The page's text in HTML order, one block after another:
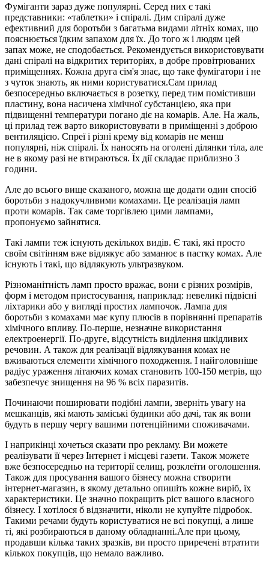
Фуміганти зараз дуже популярні. Серед них є такі
представники: «таблетки» і спіралі. Дим спіралі дуже
ефективний для боротьби з багатьма видами літніх комах, що
пояснюється їдким запахом для їх. До того ж і людям цей
запах може, не сподобається. Рекомендується використовувати
дані спіралі на відкритих територіях, в добре провітрюваних
приміщеннях. Кожна друга сім'я знає, що таке фумігатори і не
з чуток знають, як ними користуватися.Сам прилад
безпосередньо включається в розетку, перед тим помістивши
пластину, вона насичена хімічної субстанцією, яка при
підвищенні температури погано діє на комарів. Але. На жаль,
ці прилад теж варто використовувати в приміщенні з доброю
вентиляцією. Спреї і різні крему від комарів не менш
популярні, ніж спіралі. Їх наносять на оголені ділянки тіла, але
не в якому разі не втираються. Їх дії складає приблизно 3
години.
Але до всього вище сказаного, можна ще додати один спосіб
боротьби з надокучливими комахами. Це реалізація ламп
проти комарів. Так саме торгівлею цими лампами,
пропонуємо зайнятися.
Такі лампи теж існують декількох видів. Є такі, які просто
своїм світінням вже відлякує або заманює в пастку комах. Але
існують і такі, що відлякують ультразвуком.
Різноманітність ламп просто вражає, вони є різних розмірів,
форм і методом пристосування, наприклад: невеликі підвісні
ліхтарики або у вигляді простих лампочок. Лампа для
боротьби з комахами має купу плюсів в порівнянні препаратів
хімічного впливу. По-перше, незначне використання
електроенергії. По-друге, відсутність виділення шкідливих
речовин. А також для реалізації відлякування комах не
вживаються елементи хімічного походження. І найголовніше
радіус ураження літаючих комах становить 100-150 метрів, що
забезпечує знищення на 96 % всіх паразитів.
Починаючи поширювати подібні лампи, зверніть увагу на
мешканців, які мають заміські будинки або дачі, так як вони
будуть в першу чергу вашими потенційними споживачами.
І наприкінці хочеться сказати про рекламу. Ви можете
реалізувати її через Інтернет і місцеві газети. Також можете
вже безпосередньо на території селищ, розклеїти оголошення.
Також для просування вашого бізнесу можна створити
інтернет-магазин, в якому детально опишіть кожне виріб, їх
характеристики. Це значно покращить ріст вашого власного
бізнесу. І хотілося б відзначити, ніколи не купуйте підробок.
Такими речами будуть користуватися не всі покупці, а лише
ті, які розбираються в даному обладнанні.Але при цьому,
продавши кілька таких зразків, ви просто приречені втратити
кількох покупців, що немало важливо.